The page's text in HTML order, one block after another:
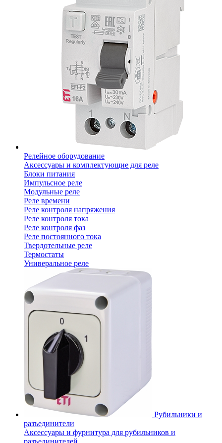
Релейное оборудование
Аксессуары и комплектующие для реле
Блоки питания
Импульсное реле
Модульные реле
Реле времени
Реле контроля напряжения
Реле контроля тока
Реле контроля фаз
Реле постоянного тока
Твердотельные реле
Термостаты
Универальное реле
Рубильники и
разъединители
Аксессуары и фурнитура для рубильников и
разъединителей